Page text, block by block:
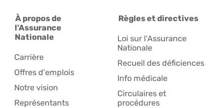
À propos de
l'Assurance
Nationale
Carrière
Offres d'emplois
Notre vision
Représentants
Règles et directives
Loi sur l'Assurance
Nationale
Recueil des déficiences
Info médicale
Circulaires et
procédures